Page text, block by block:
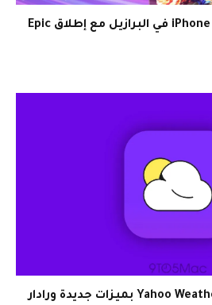
تعود لعبة Fortnite إلى iPhone في البرازيل مع إطلاق Epic
تم إصلاح تطبيق Yahoo Weather iOS بميزات جديدة ورادار